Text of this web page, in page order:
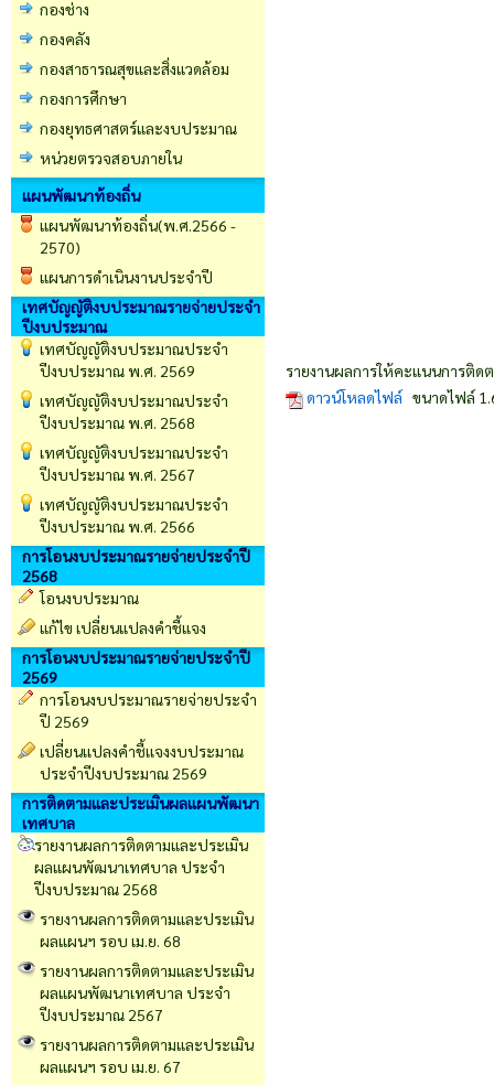
กองช่าง
กองคลัง
กองสาธารณสุขและสิ่งแวดล้อม
กองการศึกษา
กองยุทธศาสตร์และงบประมาณ
หน่วยตรวจสอบภายใน
แผนพัฒนาท้องถิ่น
แผนพัฒนาท้องถิ่น(พ.ศ.2566 -
2570)
แผนการดำเนินงานประจำปี
เทศบัญญัติงบประมาณรายจ่ายประจำ
ปีงบประมาณ
เทศบัญญัติงบประมาณประจำ
ปีงบประมาณ พ.ศ. 2569
เทศบัญญัติงบประมาณประจำ
ปีงบประมาณ พ.ศ. 2568
เทศบัญญัติงบประมาณประจำ
ปีงบประมาณ พ.ศ. 2567
เทศบัญญัติงบประมาณประจำ
ปีงบประมาณ พ.ศ. 2566
การโอนงบประมาณรายจ่ายประจำปี
2568
โอนงบประมาณ
แก้ไข เปลี่ยนแปลงคำชี้แจง
การโอนงบประมาณรายจ่ายประจำปี
2569
การโอนงบประมาณรายจ่ายประจำ
ปี 2569
เปลี่ยนเเปลงคำชี้เเจงงบประมาณ
ประจำปีงบประมาณ 2569
การติดตามและประเมินผลแผนพัฒนา
เทศบาล
รายงานผลการติดตามและประเมิน
ผลแผนพัฒนาเทศบาล ประจำ
ปีงบประมาณ 2568
รายงานผลการติดตามและประเมิน
ผลแผนฯ รอบ เม.ย. 68
รายงานผลการติดตามและประเมิน
ผลแผนพัฒนาเทศบาล ประจำ
ปีงบประมาณ 2567
รายงานผลการติดตามและประเมิน
ผลแผนฯ รอบ เม.ย. 67
รายงานผลการให้คะแนนการติด
ดาวน์โหลดไฟล์ ขนาดไฟล์